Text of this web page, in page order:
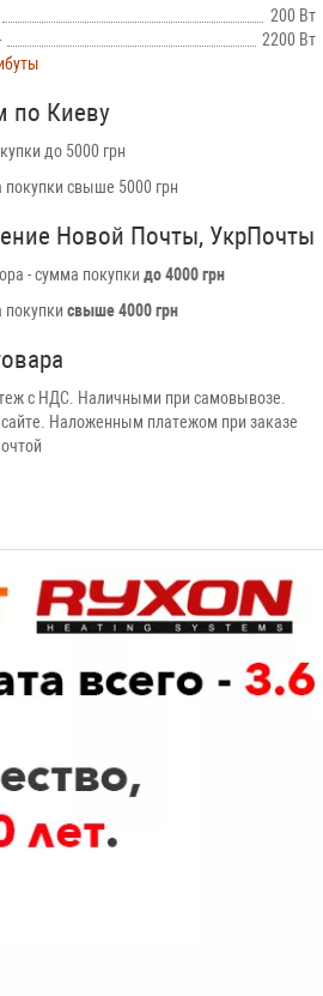
200 Вт
2200 Вт
по Киеву
до 5000 грн
покупки свыше 5000 грн
Новой Почты, УкрПочты
- сумма покупки до 4000 грн
покупки свыше 4000 грн
с НДС. Наличными при самовывозе.
Наложенным платежом при заказе